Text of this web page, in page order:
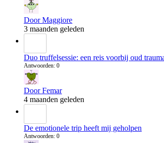
Door Maggiore
3 maanden geleden
Duo truffelsessie: een reis voorbij oud
Antwoorden: 0
Door Femar
4 maanden geleden
De emotionele trip heeft mij geholpen
Antwoorden: 0